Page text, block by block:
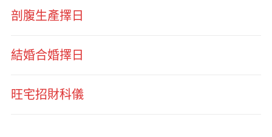
剖腹生產擇日
結婚合婚擇日
旺宅招財科儀